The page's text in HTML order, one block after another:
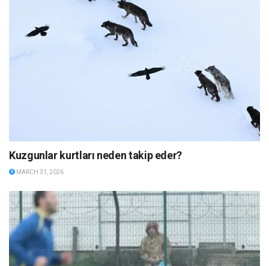
Kuzgunlar kurtları neden takip eder?
MARCH 31, 2026